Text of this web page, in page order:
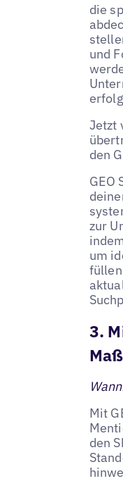
die
und
Jetzt
den
GEO
zur
um
3.
Mit
den